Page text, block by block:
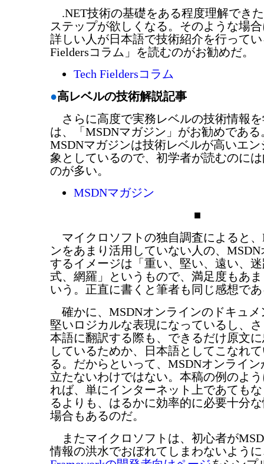
.NET技術の基礎をある程度理解でき
ステップが欲しくなる。そのような場
詳しい人が日本語で技術紹介を行ってい
Fieldersコラム」を読むのがお勧めだ。
Tech Fieldersコラム
●高レベルの技術解説記事
さらに高度で実務レベルの技術情報
は、「MSDNマガジン」がお勧めであ
MSDNマガジンは技術レベルが高いエ
象としているので、初学者が読むのに
のが多い。
MSDNマガジン
■
マイクロソフトの独自調査によると、
ンをあまり活用していない人の、
するイメージは「重い、堅い、遠い、
式、網羅」というもので、満足度もあ
いう。正直に書くと筆者も同じ感想で
確かに、MSDNオンラインのドキュメ
堅いロジカルな表現になっているし、
本語に翻訳する際も、できるだけ原文
しているためか、日本語としてこなれ
る。だからといって、MSDNオンライ
立たないわけではない。本稿の例のよ
れば、単にインターネット上であても
るよりも、はるかに効率的に必要十分
場合もあるのだ。
またマイクロソフトは、初心者が
情報の洪水でおぼれてしまわないよう